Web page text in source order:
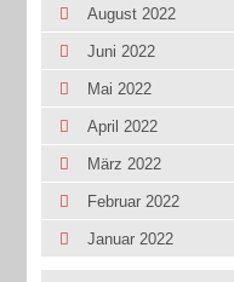
August 2022
Juni 2022
Mai 2022
April 2022
März 2022
Februar 2022
Januar 2022